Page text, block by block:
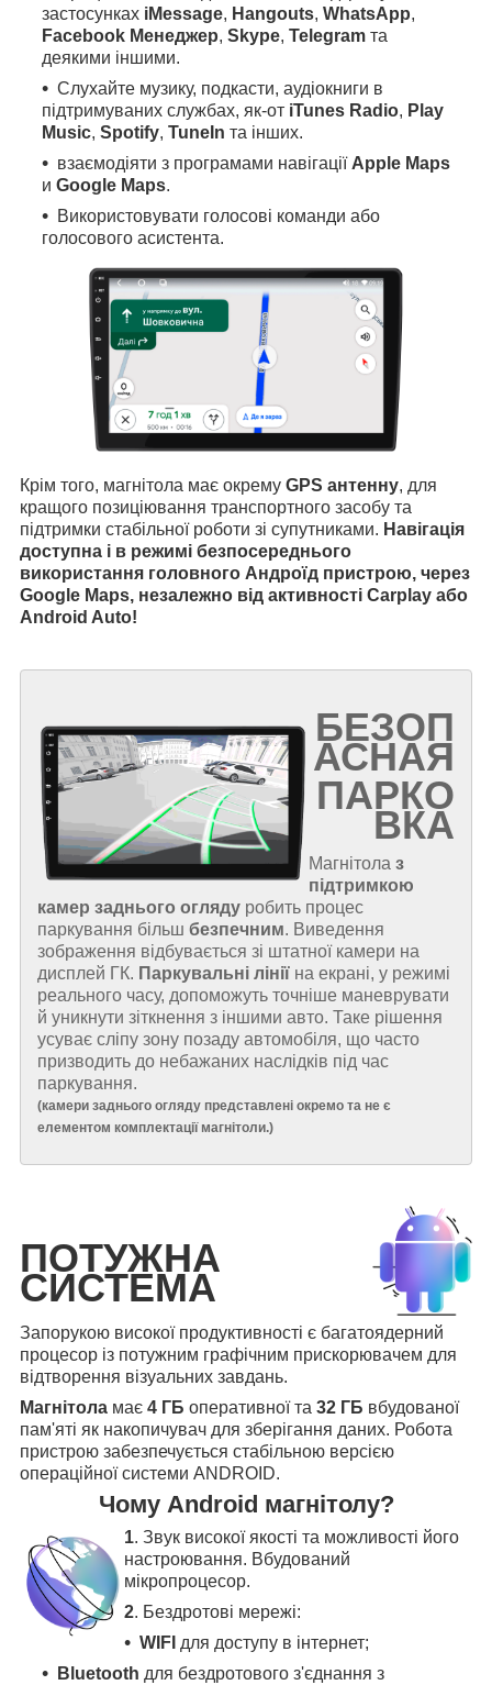
застосунках iMessage, Hangouts, WhatsApp,
Facebook Менеджер, Skype, Telegram та
деякими іншими.
Слухайте музику, подкасти, аудіокниги в
підтримуваних службах, як-от iTunes Radio, Play
Music, Spotify, TuneIn та інших.
взаємодіяти з програмами навігації Apple Maps
и Google Maps.
Використовувати голосові команди або
голосового асистента.
Крім того, магнітола має окрему GPS антенну, для
кращого позиціювання транспортного засобу та
підтримки стабільної роботи зі супутниками. Навігація
доступна і в режимі безпосереднього
використання головного Андроїд пристрою, через
Google Maps, незалежно від активності Carplay або
Android Auto!
БЕЗОП
АСНАЯ
ПАРКО
ВКА
Магнітола з
підтримкою
камер заднього огляду робить процес
паркування більш безпечним. Виведення
зображення відбувається зі штатної камери на
дисплей ГК. Паркувальні лінії на екрані, у режимі
реального часу, допоможуть точніше маневрувати
й уникнути зіткнення з іншими авто. Таке рішення
усуває сліпу зону позаду автомобіля, що часто
призводить до небажаних наслідків під час
паркування.
(камери заднього огляду представлені окремо та не є
елементом комплектації магнітоли.)
ПОТУЖНА
СИСТЕМА
Запорукою високої продуктивності є багатоядерний
процесор із потужним графічним прискорювачем для
відтворення візуальних завдань.
Магнітола має 4 ГБ оперативної та 32 ГБ вбудованої
пам'яті як накопичувач для зберігання даних. Робота
пристрою забезпечується стабільною версією
операційної системи ANDROID.
Чому Android магнітолу?
1. Звук високої якості та можливості його
настроювання. Вбудований
мікропроцесор.
2. Бездротові мережі:
WIFI для доступу в інтернет;
Bluetooth для бездротового з'єднання з